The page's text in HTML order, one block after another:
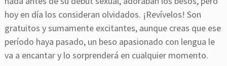
hoy en día los consideran olvidados. ¡Revívelos! Son
gratuitos y sumamente excitantes, aunque creas que ese
período haya pasado, un beso apasionado con lengua le
va a encantar y lo sorprenderá en cualquier momento.